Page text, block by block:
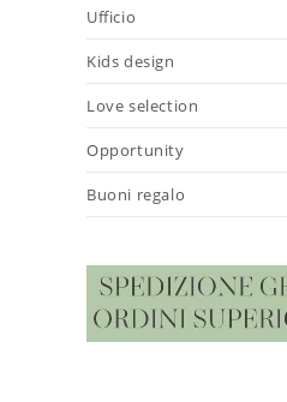
Ufficio
Kids design
Love selection
Opportunity
Buoni regalo